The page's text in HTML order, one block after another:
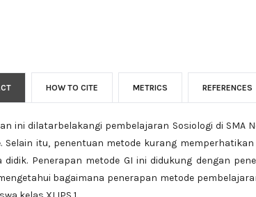
HOW TO CITE METRICS REFERENCES
ini dilatarbelakangi pembelajaran Sosiologi di SMA
Selain itu, penentuan metode kurang
didik. Penerapan metode GI ini didukung dengan
bagaimana penerapan metode